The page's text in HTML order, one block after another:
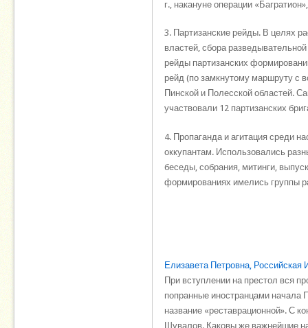
г., накануне операции
3. Партизанские рейды. В целях
властей, сбора
рейды партизанских
рейд (по замкнутому маршруту с
Пинской и Полесской областей.
участвовали 12 партизанских
4. Пропаганда и агитация среди
оккупантам. Использовались
беседы, собрания, митинги,
формированиях имелись группы
Елизавета Петровна,
При вступлении на престол вся
попранные иностранцами начала
название «реставрационной». С
Шувалов. Каковы же важнейшие